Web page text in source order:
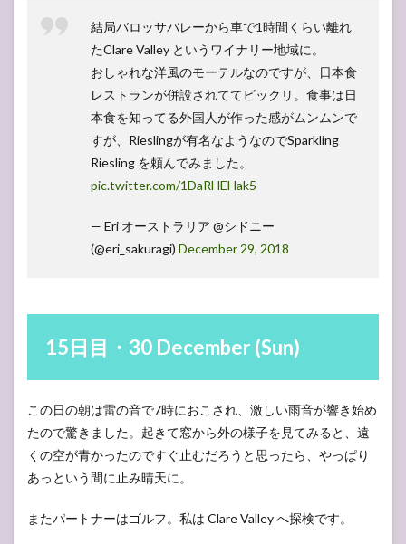
結局バロッサバレーから車で1時間くらい離れ
たClare Valley というワイナリー地域に。
おしゃれな洋風のモーテルなのですが、日本食
レストランが併設されててビックリ。食事は日
本食を知ってる外国人が作った感がムンムンで
すが、Rieslingが有名なようなのでSparkling
Riesling を頼んでみました。
pic.twitter.com/1DaRHEHak5
— Eri オーストラリア @シドニー
(@eri_sakuragi) December 29, 2018
15日目・30 December (Sun)
この日の朝は雷の音で7時におこされ、激しい雨音が響き始め
たので驚きました。起きて窓から外の様子を見てみると、遠
くの空が青かったのですぐ止むだろうと思ったら、やっぱり
あっという間に止み晴天に。
またパートナーはゴルフ。私は Clare Valley へ探検です。